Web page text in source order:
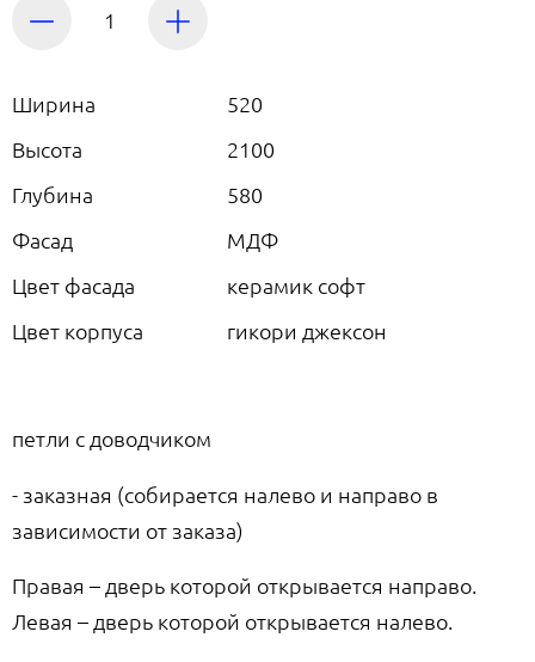
Ширина
520
Высота
2100
Глубина
580
Фасад
МДФ
Цвет фасада
керамик софт
Цвет корпуса
гикори джексон
петли с доводчиком
- заказная (собирается налево и направо в
зависимости от заказа)
Правая – дверь которой открывается направо.
Левая – дверь которой открывается налево.